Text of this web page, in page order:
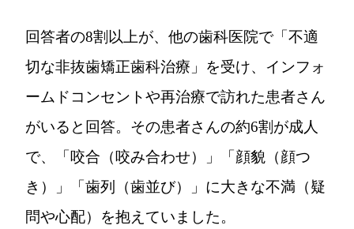
回答者の8割以上が、他の歯科医院で「不適
切な非抜歯矯正歯科治療」を受け、インフォ
ームドコンセントや再治療で訪れた患者さん
がいると回答。その患者さんの約6割が成人
で、「咬合（咬み合わせ）」「顔貌（顔つ
き）」「歯列（歯並び）」に大きな不満（疑
問や心配）を抱えていました。